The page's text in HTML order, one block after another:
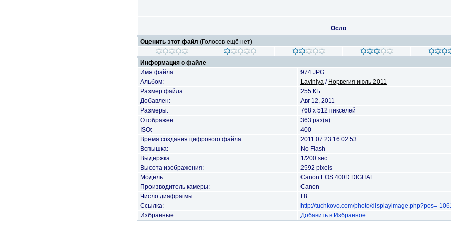
Осло
Оценить этот файл (Голосов ещё нет)
Информация о файле
Имя файла:
974.JPG
Альбом:
Laviniya / Норвегия июль 2011
Размер файла:
255 КБ
Добавлен:
Авг 12, 2011
Размеры:
768 x 512 пикселей
Отображен:
363 раз(а)
ISO:
400
Время создания цифрового файла:
2011:07:23 16:02:53
Вспышка:
No Flash
Выдержка:
1/200 sec
Высота изображения:
2592 pixels
Модель:
Canon EOS 400D DIGITAL
Производитель камеры:
Canon
Число диафрагмы:
f 8
Ссылка:
http://tuchkovo.com/photo/displayimage.php?pos=-
Избранные:
Добавить в Избранное